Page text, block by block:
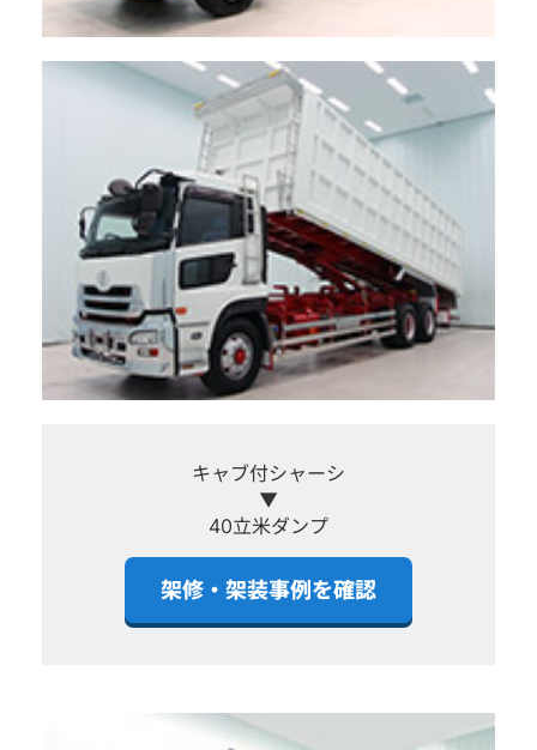
キャブ付シャーシ
▼
40立米ダンプ
架修・架装事例を確認